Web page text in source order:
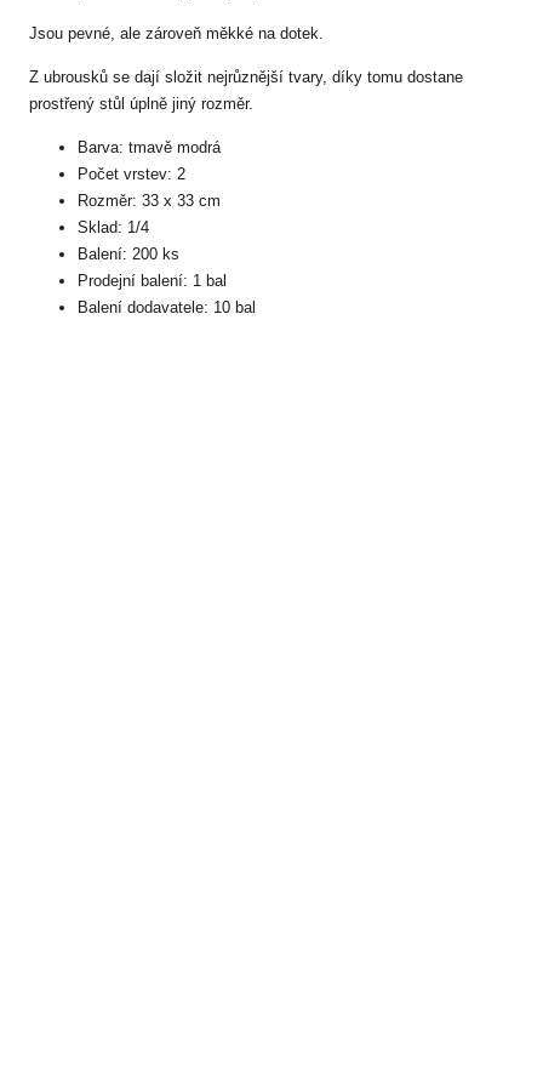
Jsou pevné, ale zároveň měkké na dotek.
Z ubrousků se dají složit nejrůznější tvary, díky tomu dostane
prostřený stůl úplně jiný rozměr.
Barva: tmavě modrá
Počet vrstev: 2
Rozměr: 33 x 33 cm
Sklad: 1/4
Balení: 200 ks
Prodejní balení: 1 bal
Balení dodavatele: 10 bal